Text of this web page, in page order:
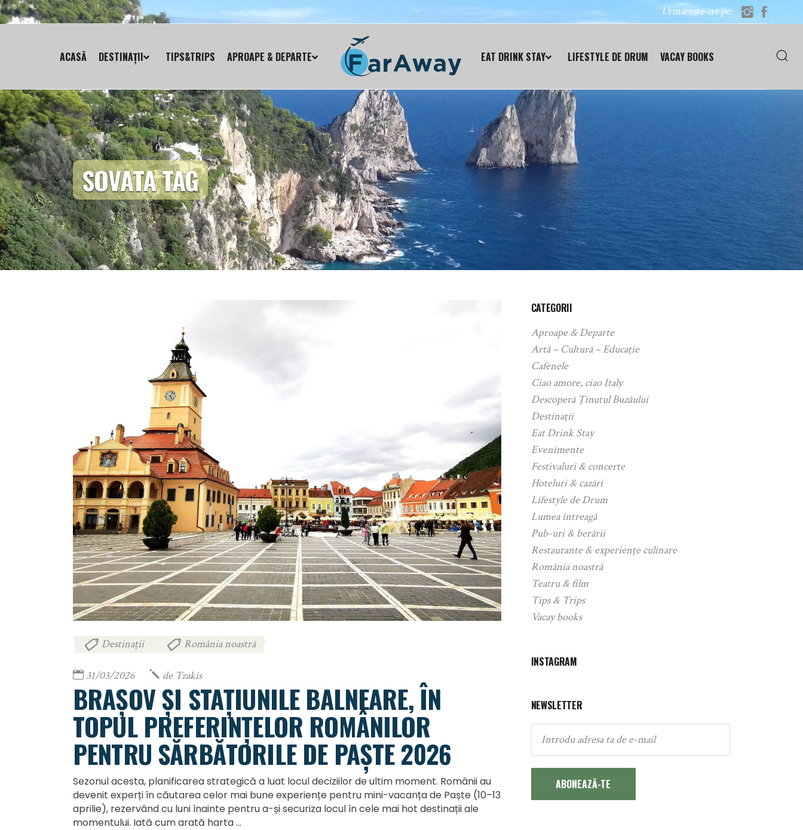
Urmărește-ne pe:
ACASĂ DESTINAȚII TIPS&TRIPS APROAPE & DEPARTE EAT DRINK STAY LIFESTYLE DE DRUM VACAY BOOKS
SOVATA TAG
Destinații România noastră
31/03/2026 de Tzakis
BRAȘOV ȘI STAȚIUNILE BALNEARE, ÎN
TOPUL PREFERINȚELOR ROMÂNILOR
PENTRU SĂRBĂTORILE DE PAȘTE 2026
Sezonul acesta, planificarea strategică a luat locul deciziilor de ultim moment. Românii au
devenit experți în căutarea celor mai bune experiențe pentru mini-vacanța de Paște (10–13
aprilie), rezervând cu luni înainte pentru a-și securiza locul în cele mai hot destinații ale
momentului. Iată cum arată harta
CATEGORII
Aproape & Departe
Artă – Cultură – Educație
Cafenele
Ciao amore, ciao Italy
Descoperă Ținutul Buzăului
Destinații
Eat Drink Stay
Evenimente
Festivaluri & concerte
Hoteluri & cazări
Lifestyle de Drum
Lumea întreagă
Pub-uri & berării
Restaurante & experiențe culinare
România noastră
Teatru & film
Tips & Trips
Vacay books
INSTAGRAM
NEWSLETTER
ABONEAZĂ-TE